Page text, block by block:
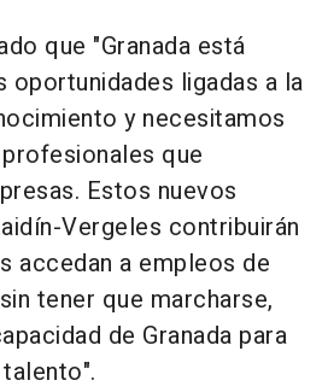
que "Granada está
oportunidades ligadas a la
y necesitamos
que
Estos nuevos
Vergeles contribuirán
accedan a empleos de
tener que marcharse,
de Granada para